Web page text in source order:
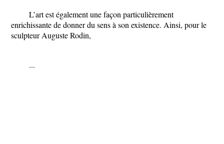
L’art est également une façon particulièrement
enrichissante de donner du sens à son existence. Ainsi, pour le
sculpteur Auguste Rodin,
...